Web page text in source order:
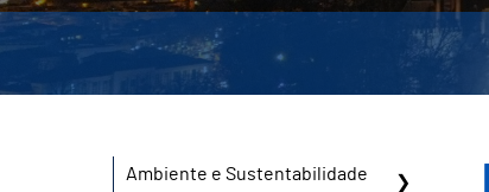
Ambiente e Sustentabilidade